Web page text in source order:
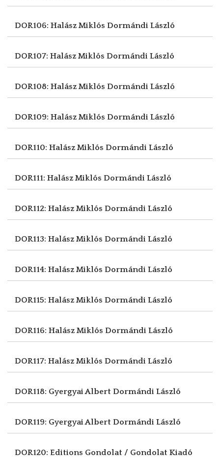
DOR106: Halász Miklós Dormándi László
DOR107: Halász Miklós Dormándi László
DOR108: Halász Miklós Dormándi László
DOR109: Halász Miklós Dormándi László
DOR110: Halász Miklós Dormándi László
DOR111: Halász Miklós Dormándi László
DOR112: Halász Miklós Dormándi László
DOR113: Halász Miklós Dormándi László
DOR114: Halász Miklós Dormándi László
DOR115: Halász Miklós Dormándi László
DOR116: Halász Miklós Dormándi László
DOR117: Halász Miklós Dormándi László
DOR118: Gyergyai Albert Dormándi László
DOR119: Gyergyai Albert Dormándi László
DOR120: Editions Gondolat / Gondolat Kiadó